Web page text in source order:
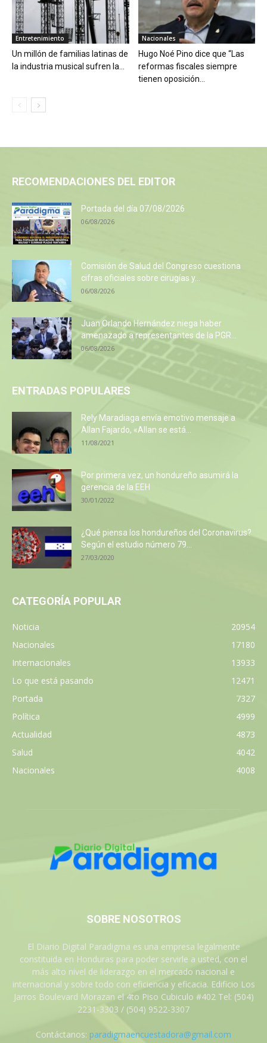
Entretenimiento
Un millón de familias latinas de
la industria musical sufren la...
Nacionales
Hugo Noé Pino dice que “Las
reformas fiscales siempre
tienen oposición...
RECOMENDACIONES DEL EDITOR
Portada del día 07/08/2026
06/08/2026
Comisión de Salud del Congreso cuestiona
cifras oficiales sobre cirugías y...
06/08/2026
Juan Orlando Hernández niega haber
amenazado a representantes de la PGR...
06/08/2026
ENTRADAS POPULARES
Rely Maradiaga envía emotivo mensaje a
Allan Fajardo, «Allan se está...
11/08/2021
Por primera vez, un hondureño asumirá la
gerencia de la EEH
30/01/2022
¿Qué piensa los hondureños del Coronavirus?
Según el estudio número 79...
27/03/2020
CATEGORÍA POPULAR
Noticia
20954
Nacionales
17180
Internacionales
13933
Lo que está pasando
12471
Portada
7327
Política
4999
Actualidad
4873
Salud
4042
Nacionales
4008
SOBRE NOSOTROS
El Diario Digital Paradigma es una empresa legalmente
constituida en Honduras para poder servirle a usted, con el
más alto nivel de liderazgo en el mercado nacional e
internacional y sobre todo con eficiencia y eficacia. Edificio Los
Jarros Boulevard Morazan el 4to Piso Cubiculo #402 Tel: (504)
2231-3303 / (504) 9522-3307
Contáctanos: paradigmaencuestadora@gmail.com